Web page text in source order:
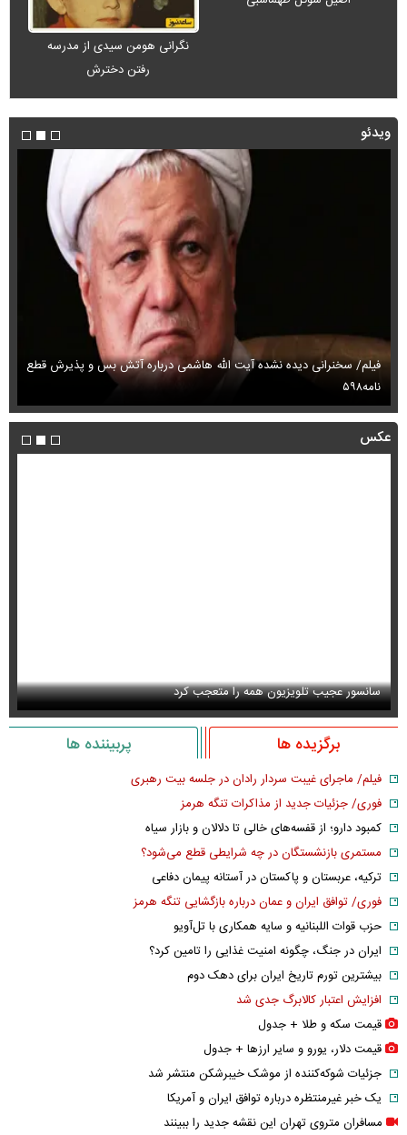
نگرانی هومن سیدی از مدرسه
رفتن دخترش
ویدئو
فیلم/ سخنرانی دیده نشده آیت الله هاشمی درباره آتش بس و پذیرش قطع
نامه۵۹۸
عکس
سانسور عجیب تلویزیون همه را متعجب کرد
برگزیده ها پربیننده ها
فیلم/ ماجرای غیبت سردار رادان در جلسه بیت رهبری
فوری/ جزئیات جدید از مذاکرات تنگه هرمز
کمبود دارو؛ از قفسه‌های خالی تا دلالان و بازار سیاه
مستمری بازنشستگان در چه شرایطی قطع می‌شود؟
ترکیه، عربستان و پاکستان در آستانه پیمان دفاعی
فوری/ توافق ایران و عمان درباره بازگشایی تنگه هرمز
حزب قوات اللبنانیه و سایه همکاری با تل‌آویو
ایران در جنگ، چگونه امنیت غذایی را تامین کرد؟
بیشترین تورم تاریخ ایران برای دهک دوم
افزایش اعتبار کالابرگ جدی شد
قیمت سکه و طلا + جدول
قیمت دلار، یورو و سایر ارز‌ها + جدول
جزئیات شوکه‌کننده از موشک خیبرشکن منتشر شد
یک خبر غیرمنتظره درباره توافق ایران و آمریکا
مسافران متروی تهران این نقشه جدید را ببینند